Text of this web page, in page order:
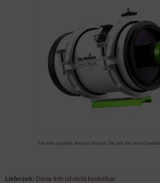
Für eine größere Ansicht klicken Sie auf das Vorschaubild
Lieferzeit: Diese Info ist nicht bestellbar